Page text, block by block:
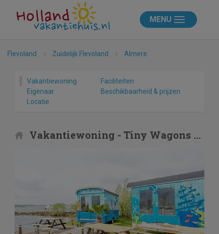
MENU
Flevoland Zuidelijk Flevoland Almere
Vakantiewoning
Faciliteiten
Eigenaar
Beschikbaarheid & prijzen
Locatie
Vakantiewoning - Tiny Wagons Marina Muiderzand Almere (Nr 1-6)